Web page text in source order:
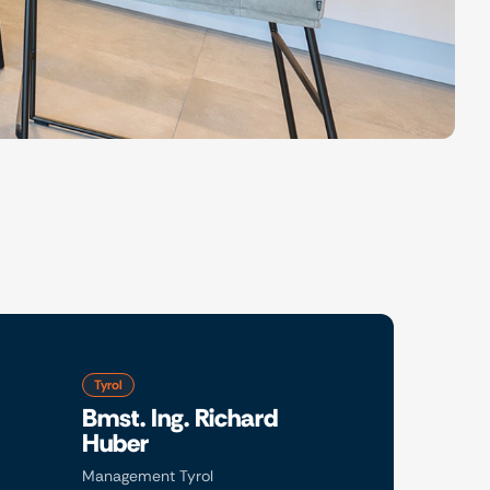
Tyrol
Bmst. Ing. Richard
Huber
Management Tyrol